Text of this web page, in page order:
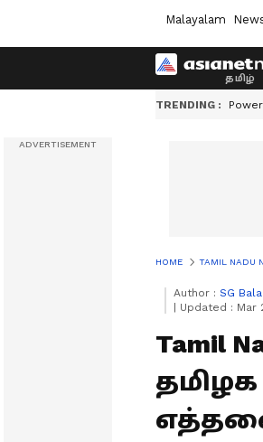
Malayalam
TRENDING :
HOME TAMIL NADU
Author : SG
Updated : Mar
Tamil